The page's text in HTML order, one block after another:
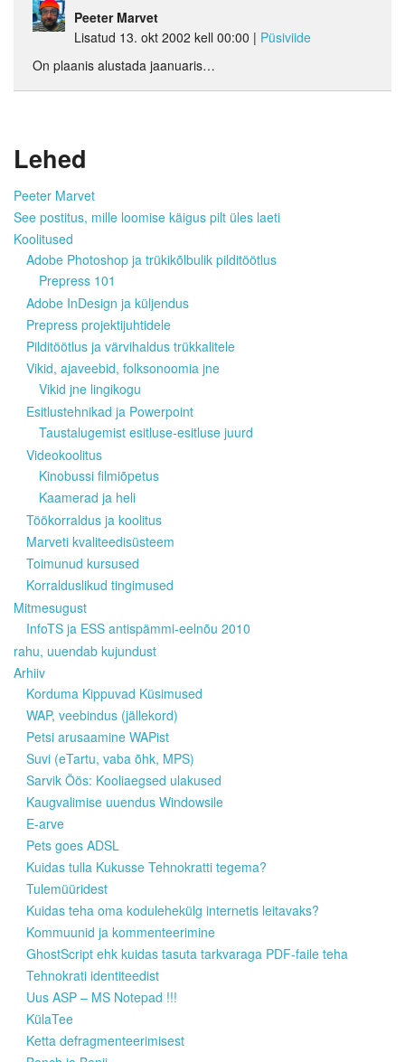
Peeter Marvet
Lisatud 13. okt 2002 kell 00:00 | Püsiviide
On plaanis alustada jaanuaris…
Lehed
Peeter Marvet
See postitus, mille loomise käigus pilt üles laeti
Koolitused
Adobe Photoshop ja trükikõlbulik pilditöötlus
Prepress 101
Adobe InDesign ja küljendus
Prepress projektijuhtidele
Pilditöötlus ja värvihaldus trükkalitele
Vikid, ajaveebid, folksonoomia jne
Vikid jne lingikogu
Esitlustehnikad ja Powerpoint
Taustalugemist esitluse-esitluse juurd
Videokoolitus
Kinobussi filmiõpetus
Kaamerad ja heli
Töökorraldus ja koolitus
Marveti kvaliteedisüsteem
Toimunud kursused
Korralduslikud tingimused
Mitmesugust
InfoTS ja ESS antispämmi-eelnõu 2010
rahu, uuendab kujundust
Arhiiv
Korduma Kippuvad Küsimused
WAP, veebindus (jällekord)
Petsi arusaamine WAPist
Suvi (eTartu, vaba õhk, MPS)
Sarvik Öös: Kooliaegsed ulakused
Kaugvalimise uuendus Windowsile
E-arve
Pets goes ADSL
Kuidas tulla Kukusse Tehnokratti tegema?
Tulemüüridest
Kuidas teha oma kodulehekülg internetis leitavaks?
Kommuunid ja kommenteerimine
GhostScript ehk kuidas tasuta tarkvaraga PDF-faile teha
Tehnokrati identiteedist
Uus ASP – MS Notepad !!!
KülaTee
Ketta defragmenteerimisest